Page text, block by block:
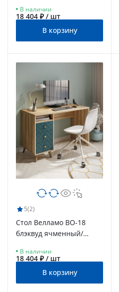
В наличии
18 404 ₽ / шт
В корзину
5(2)
Стол Велламо ВО-18
блэквуд ячменный/
В наличии
18 404 ₽ / шт
В корзину